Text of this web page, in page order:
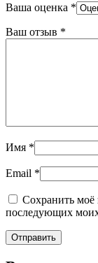
Ваша оценка *
Ваш отзыв *
Имя *
Email *
Сохранить моё
последующих